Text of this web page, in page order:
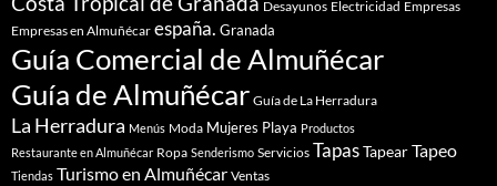
Desayunos Electricidad Empresas
Empresas en Almuñécar españa. Granada
Guía Comercial de Almuñécar
Guía de Almuñécar Guía de La Herradura
La Herradura Menús Moda Mujeres Playa Productos
Restaurante en Almuñécar Ropa Senderismo Servicios TapasTapearTapeo
Tiendas Turismo en Almuñécar Ventas